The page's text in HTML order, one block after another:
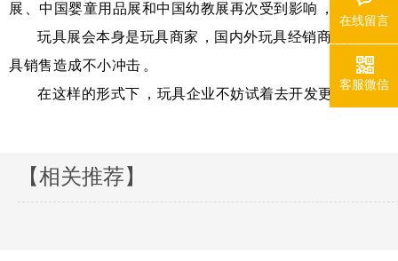
展、中国婴童用品展和中国幼教展再次受到影响，主办方
玩具展会本身是玩具商家，国内外玩具经销商很好的一
具销售造成不小冲击。
在这样的形式下，玩具企业不妨试着去开发更多适合这
【相关推荐】
在线留言
客服微信